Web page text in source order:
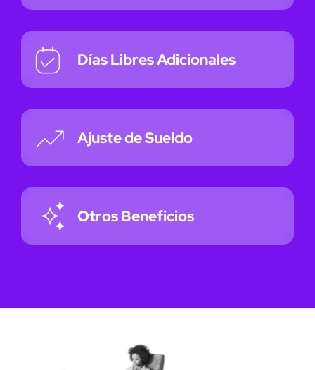
Días Libres Adicionales
Ajuste de Sueldo
Otros Beneficios